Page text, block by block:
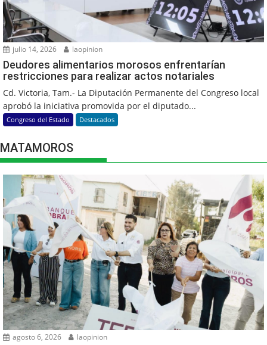
julio 14, 2026 laopinion
Deudores alimentarios morosos enfrentarían
restricciones para realizar actos notariales
Cd. Victoria, Tam.- La Diputación Permanente del Congreso local
aprobó la iniciativa promovida por el diputado...
Congreso del Estado Destacados
MATAMOROS
agosto 6, 2026 laopinion